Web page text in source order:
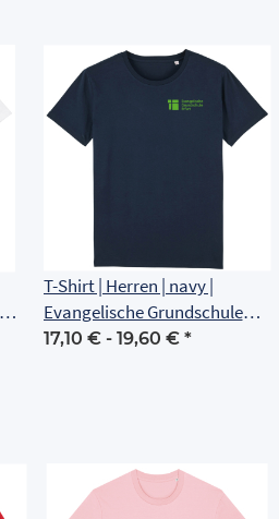
T-Shirt | Herren | navy |
Evangelische Grundschule
Erfurt
17,10 € - 19,60 € *